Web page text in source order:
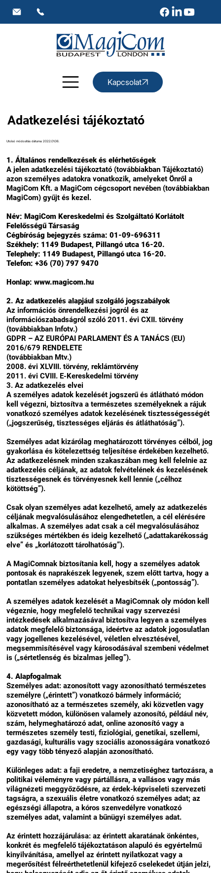
Kapcsolat
Adatkezelési tájékoztató
Utolsó módosítás dátuma: 2022.01.06.
1. Általános rendelkezések és elérhetőségek
A jelen adatkezelési tájékoztató (továbbiakban Tájékoztató)
azon személyes adatokra vonatkozik, amelyeket Önről a
MagiCom Kft. a MagiCom cégcsoport nevében (továbbiakban
MagiCom) gyűjt és kezel.
Név: MagiCom Kereskedelmi és Szolgáltató Korlátolt
Felelősségű Társaság
Cégbíróság bejegyzés száma: 01-09-696311
Székhely: 1149 Budapest, Pillangó utca 16-20.
Telephely: 1149 Budapest, Pillangó utca 16-20.
Telefon: +36 (70) 797 9470
Honlap: www.magicom.hu
2. Az adatkezelés alapjául szolgáló jogszabályok
Az információs önrendelkezési jogról és az
információszabadságról szóló 2011. évi CXII. törvény
(továbbiakban Infotv.)
GDPR – AZ EURÓPAI PARLAMENT ÉS A TANÁCS (EU)
2016/679 RENDELETE
(továbbiakban Mtv.)
2008. évi XLVIII. törvény, reklámtörvény
2011. évi CVIII. E-Kereskedelmi törvény
3. Az adatkezelés elvei
A személyes adatok kezelését jogszerű és átlátható módon
kell végezni, biztosítva a természetes személyeknek a rájuk
vonatkozó személyes adatok kezelésének tisztességességét
(„jogszerűség, tisztességes eljárás és átláthatóság”).
Személyes adat kizárólag meghatározott törvényes célból, jog
gyakorlása és kötelezettség teljesítése érdekében kezelhető.
Az adatkezelésnek minden szakaszában meg kell felelnie az
adatkezelés céljának, az adatok felvételének és kezelésének
tisztességesnek és törvényesnek kell lennie („célhoz
kötöttség”).
Csak olyan személyes adat kezelhető, amely az adatkezelés
céljának megvalósulásához elengedhetetlen, a cél elérésére
alkalmas. A személyes adat csak a cél megvalósulásához
szükséges mértékben és ideig kezelhető („adattakarékosság
elve” és „korlátozott tárolhatóság”).
A MagiComnak biztosítania kell, hogy a személyes adatok
pontosak és naprakészek legyenek, szem előtt tartva, hogy a
pontatlan személyes adatokat helyesbítsék („pontosság”).
A személyes adatok kezelését a MagiComnak oly módon kell
végeznie, hogy megfelelő technikai vagy szervezési
intézkedések alkalmazásával biztosítva legyen a személyes
adatok megfelelő biztonsága, ideértve az adatok jogosulatlan
vagy jogellenes kezelésével, véletlen elvesztésével,
megsemmisítésével vagy károsodásával szembeni védelmet
is („sértetlenség és bizalmas jelleg”).
4. Alapfogalmak
Személyes adat: azonosított vagy azonosítható természetes
személyre („érintett”) vonatkozó bármely információ;
azonosítható az a természetes személy, aki közvetlen vagy
közvetett módon, különösen valamely azonosító, például név,
szám, helymeghatározó adat, online azonosító vagy a
természetes személy testi, fiziológiai, genetikai, szellemi,
gazdasági, kulturális vagy szociális azonosságára vonatkozó
egy vagy több tényező alapján azonosítható.
Különleges adat: a faji eredetre, a nemzetiséghez tartozásra, a
politikai véleményre vagy pártállásra, a vallásos vagy más
világnézeti meggyőződésre, az érdek-képviseleti szervezeti
tagságra, a szexuális életre vonatkozó személyes adat; az
egészségi állapotra, a kóros szenvedélyre vonatkozó
személyes adat, valamint a bűnügyi személyes adat.
Az érintett hozzájárulása: az érintett akaratának önkéntes,
konkrét és megfelelő tájékoztatáson alapuló és egyértelmű
kinyilvánítása, amellyel az érintett nyilatkozat vagy a
megerősítést félreérthetetlenül kifejező cselekedet útján jelzi,